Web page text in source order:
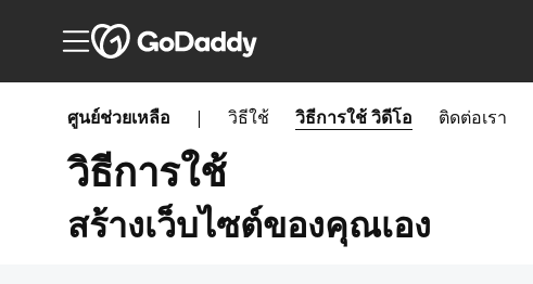
ศูนย์ช่วยเหลือ วิธีใช้ วิธีการใช้ วิดีโอ ติดต่อเรา
วิธีการใช้
สร้างเว็บไซต์ของคุณเอง